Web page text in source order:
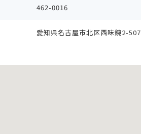
462-0016
愛知県名古屋市北区西味鋺2-507